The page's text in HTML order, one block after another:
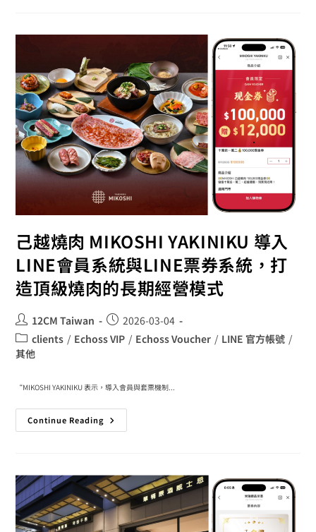
己越燒肉 MIKOSHI YAKINIKU 導入
LINE會員系統與LINE票券系統，打
造頂級燒肉的長期經營模式
12CM Taiwan
2026-03-04
clients / Echoss VIP / Echoss Voucher / LINE 官方帳號 /
其他
“MIKOSHI YAKINIKU 表示，導入會員與套票機制...
Continue Reading